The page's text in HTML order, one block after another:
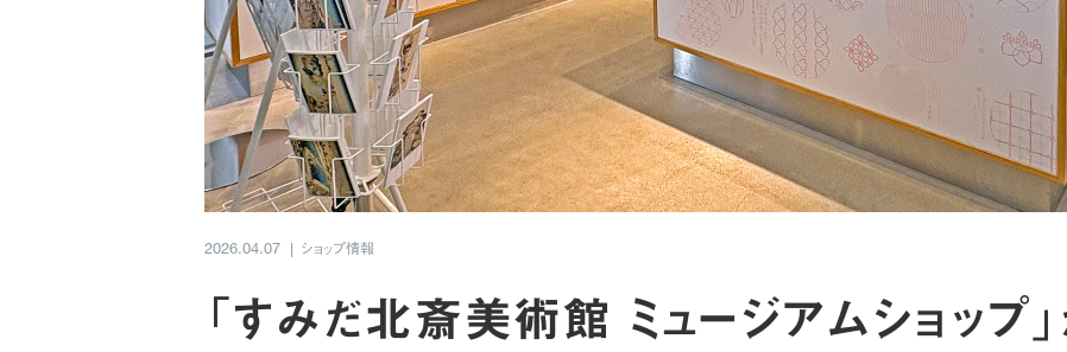
2026.04.07 ショップ情報
「すみだ北斎美術館 ミュージアムショップ